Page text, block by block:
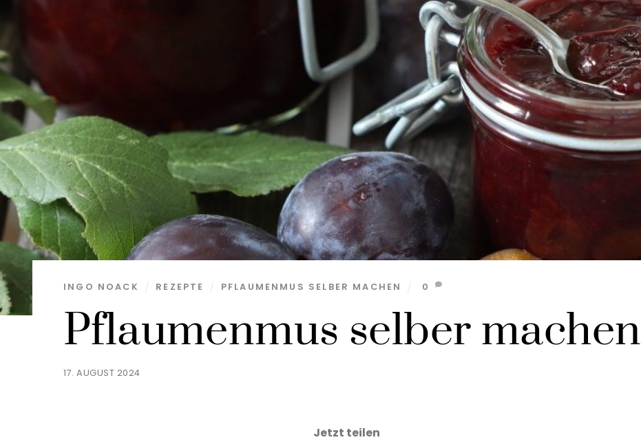
17. AUGUST 2024
Pflaumenmus selber machen
INGO NOACK REZEPTE PFLAUMENMUS SELBER MACHEN 0